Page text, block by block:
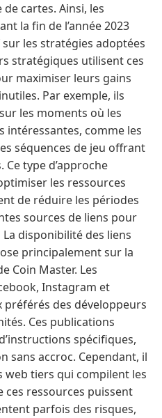
cartes. Ainsi, les
la fin de l’année 2023
les stratégies adoptées
stratégiques utilisent ces
maximiser leurs gains
Par exemple, ils
les moments où les
intéressantes, comme les
séquences de jeu offrant
type d’approche
les ressources
de réduire les périodes
sources de liens pour
disponibilité des liens
principalement sur la
Coin Master. Les
Instagram et
préférés des développeurs
Ces publications
spécifiques,
sans accroc. Cependant, il
web tiers qui compilent les
ces ressources puissent
parfois des risques,